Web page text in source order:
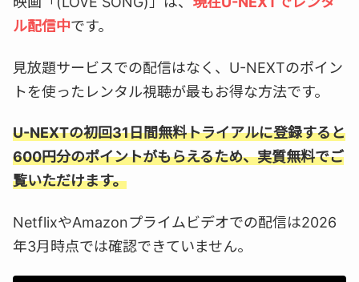
ル配信中です。
見放題サービスでの配信はなく、U-NEXTのポイン
トを使ったレンタル視聴が最もお得な方法です。
U-NEXTの初回31日間無料トライアルに登録すると
600円分のポイントがもらえるため、実質無料でご
覧いただけます。
NetflixやAmazonプライムビデオでの配信は2026
年3月時点では確認できていません。